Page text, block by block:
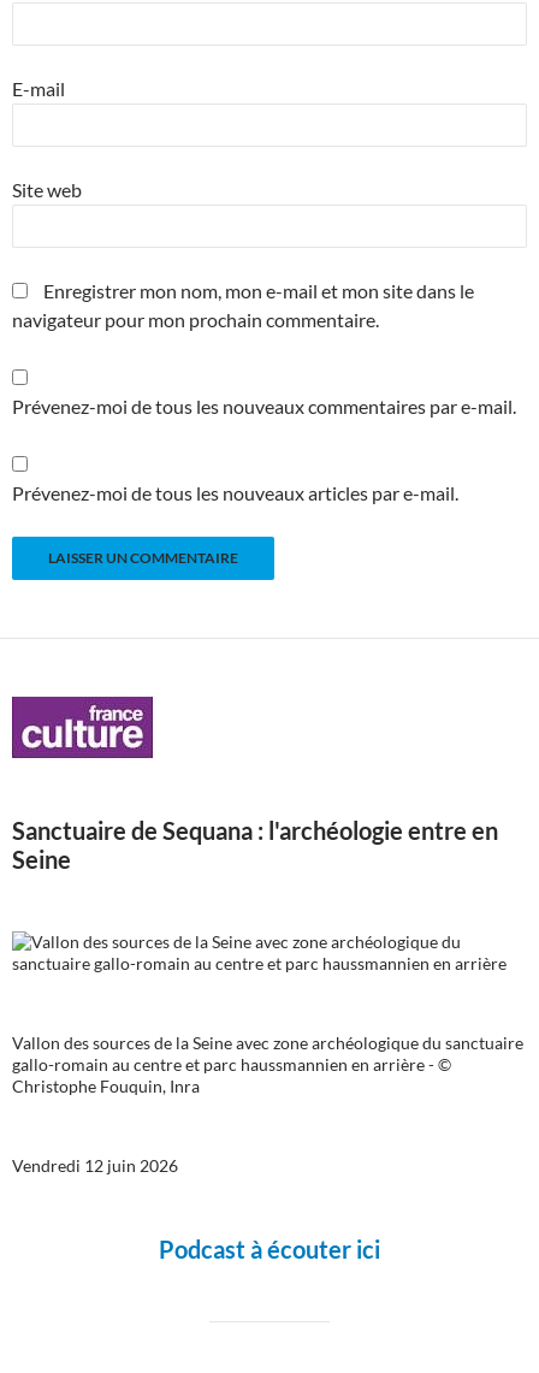
E-mail
Site web
Enregistrer mon nom, mon e-mail et mon site dans le
navigateur pour mon prochain commentaire.
Prévenez-moi de tous les nouveaux commentaires par e-mail.
Prévenez-moi de tous les nouveaux articles par e-mail.
Sanctuaire de Sequana : l'archéologie entre en
Seine
Vallon des sources de la Seine avec zone archéologique du sanctuaire
gallo-romain au centre et parc haussmannien en arrière - ©
Christophe Fouquin, Inra
Vendredi 12 juin 2026
Podcast à écouter ici